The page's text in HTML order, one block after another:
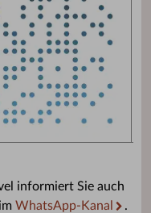
informiert Sie auch
WhatsApp-Kanal .